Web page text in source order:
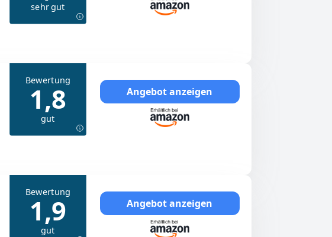
sehr gut
Bewertung
1,8
gut
Angebot anzeigen
Bewertung
1,9
gut
Angebot anzeigen